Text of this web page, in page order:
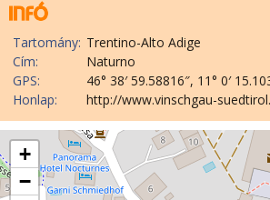
Tartomány: Trentino-Alto Adige
Cím:
Naturno
GPS:
46° 38′ 59.58816″, 11° 0′
Honlap:
http://www.vinschgau-
+
−